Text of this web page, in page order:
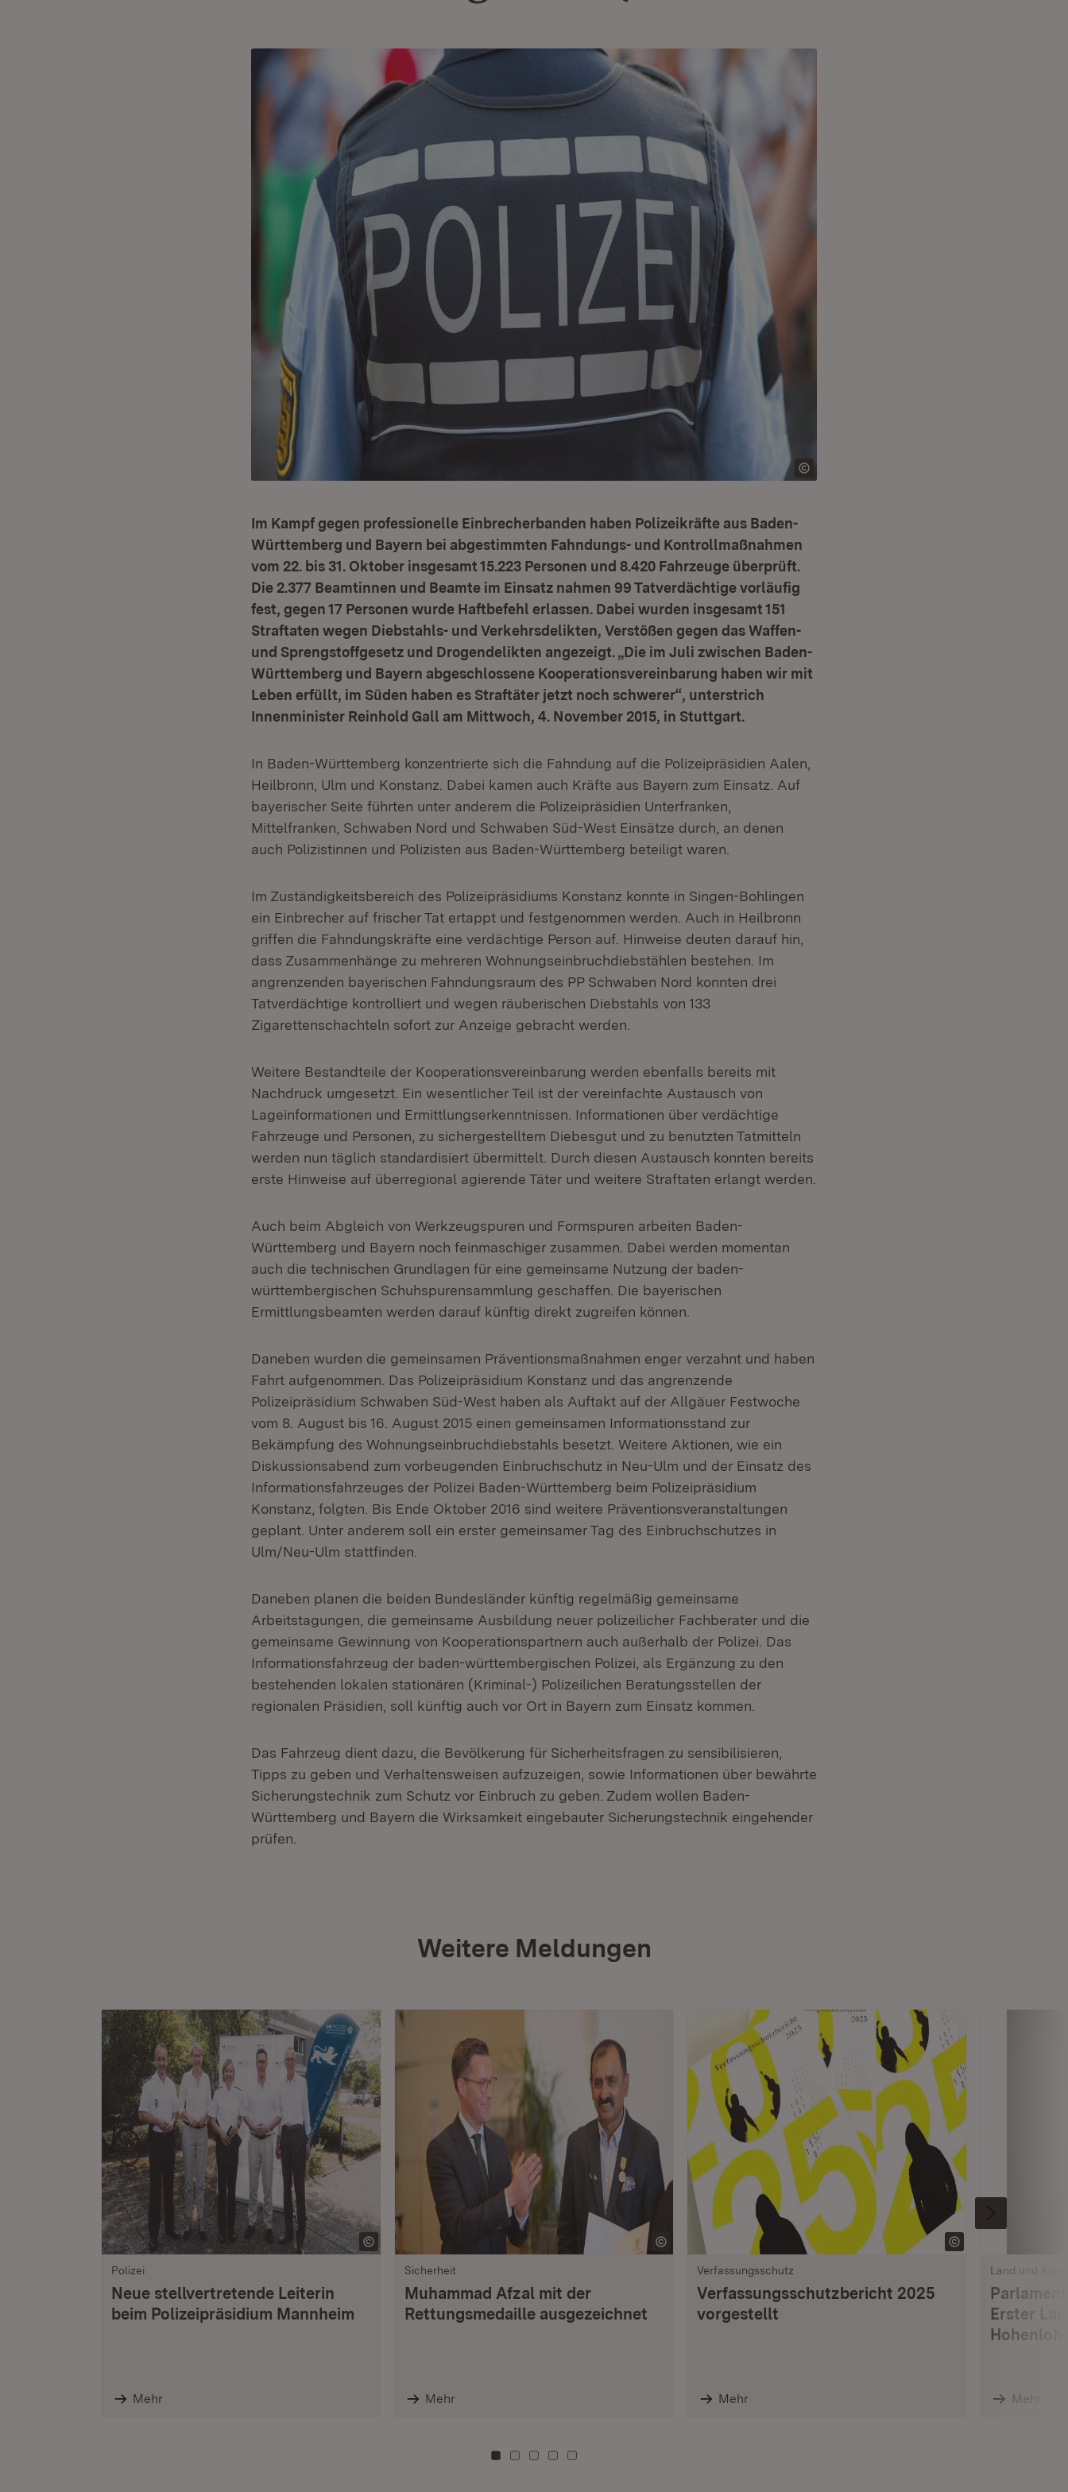
Im Kampf gegen professionelle Einbrecherbanden haben Polizeikräfte aus Baden-
Württemberg und Bayern bei abgestimmten Fahndungs- und Kontrollmaßnahmen
vom 22. bis 31. Oktober insgesamt 15.223 Personen und 8.420 Fahrzeuge überprüft.
Die 2.377 Beamtinnen und Beamte im Einsatz nahmen 99 Tatverdächtige vorläufig
fest, gegen 17 Personen wurde Haftbefehl erlassen. Dabei wurden insgesamt 151
Straftaten wegen Diebstahls- und Verkehrsdelikten, Verstößen gegen das Waffen-
und Sprengstoffgesetz und Drogendelikten angezeigt. „Die im Juli zwischen Baden-
Württemberg und Bayern abgeschlossene Kooperationsvereinbarung haben wir mit
Leben erfüllt, im Süden haben es Straftäter jetzt noch schwerer“, unterstrich
Innenminister Reinhold Gall am Mittwoch, 4. November 2015, in Stuttgart.
In Baden-Württemberg konzentrierte sich die Fahndung auf die Polizeipräsidien Aalen,
Heilbronn, Ulm und Konstanz. Dabei kamen auch Kräfte aus Bayern zum Einsatz. Auf
bayerischer Seite führten unter anderem die Polizeipräsidien Unterfranken,
Mittelfranken, Schwaben Nord und Schwaben Süd-West Einsätze durch, an denen
auch Polizistinnen und Polizisten aus Baden-Württemberg beteiligt waren.
Im Zuständigkeitsbereich des Polizeipräsidiums Konstanz konnte in Singen-Bohlingen
ein Einbrecher auf frischer Tat ertappt und festgenommen werden. Auch in Heilbronn
griffen die Fahndungskräfte eine verdächtige Person auf. Hinweise deuten darauf hin,
dass Zusammenhänge zu mehreren Wohnungseinbruchdiebstählen bestehen. Im
angrenzenden bayerischen Fahndungsraum des PP Schwaben Nord konnten drei
Tatverdächtige kontrolliert und wegen räuberischen Diebstahls von 133
Zigarettenschachteln sofort zur Anzeige gebracht werden.
Weitere Bestandteile der Kooperationsvereinbarung werden ebenfalls bereits mit
Nachdruck umgesetzt. Ein wesentlicher Teil ist der vereinfachte Austausch von
Lageinformationen und Ermittlungserkenntnissen. Informationen über verdächtige
Fahrzeuge und Personen, zu sichergestelltem Diebesgut und zu benutzten Tatmitteln
werden nun täglich standardisiert übermittelt. Durch diesen Austausch konnten bereits
erste Hinweise auf überregional agierende Täter und weitere Straftaten erlangt werden.
Auch beim Abgleich von Werkzeugspuren und Formspuren arbeiten Baden-
Württemberg und Bayern noch feinmaschiger zusammen. Dabei werden momentan
auch die technischen Grundlagen für eine gemeinsame Nutzung der baden-
württembergischen Schuhspurensammlung geschaffen. Die bayerischen
Ermittlungsbeamten werden darauf künftig direkt zugreifen können.
Daneben wurden die gemeinsamen Präventionsmaßnahmen enger verzahnt und haben
Fahrt aufgenommen. Das Polizeipräsidium Konstanz und das angrenzende
Polizeipräsidium Schwaben Süd-West haben als Auftakt auf der Allgäuer Festwoche
vom 8. August bis 16. August 2015 einen gemeinsamen Informationsstand zur
Bekämpfung des Wohnungseinbruchdiebstahls besetzt. Weitere Aktionen, wie ein
Diskussionsabend zum vorbeugenden Einbruchschutz in Neu-Ulm und der Einsatz des
Informationsfahrzeuges der Polizei Baden-Württemberg beim Polizeipräsidium
Konstanz, folgten. Bis Ende Oktober 2016 sind weitere Präventionsveranstaltungen
geplant. Unter anderem soll ein erster gemeinsamer Tag des Einbruchschutzes in
Ulm/Neu-Ulm stattfinden.
Daneben planen die beiden Bundesländer künftig regelmäßig gemeinsame
Arbeitstagungen, die gemeinsame Ausbildung neuer polizeilicher Fachberater und die
gemeinsame Gewinnung von Kooperationspartnern auch außerhalb der Polizei. Das
Informationsfahrzeug der baden-württembergischen Polizei, als Ergänzung zu den
bestehenden lokalen stationären (Kriminal-) Polizeilichen Beratungsstellen der
regionalen Präsidien, soll künftig auch vor Ort in Bayern zum Einsatz kommen.
Das Fahrzeug dient dazu, die Bevölkerung für Sicherheitsfragen zu sensibilisieren,
Tipps zu geben und Verhaltensweisen aufzuzeigen, sowie Informationen über bewährte
Sicherungstechnik zum Schutz vor Einbruch zu geben. Zudem wollen Baden-
Württemberg und Bayern die Wirksamkeit eingebauter Sicherungstechnik eingehender
prüfen.
Weitere Meldungen
Polizei
Neue stellvertretende Leiterin
beim Polizeipräsidium Mannheim
Mehr
Sicherheit
Muhammad Afzal mit der
Rettungsmedaille ausgezeichnet
Mehr
Verfassungsschutz
Verfassungsschutzbericht 2025
vorgestellt
Mehr
Land und
Erster
Mehr
Zu Kachel: 0
Zu Kachel: 3
Zu Kachel: 6
Zu Kachel: 9
Zu Kachel: 12